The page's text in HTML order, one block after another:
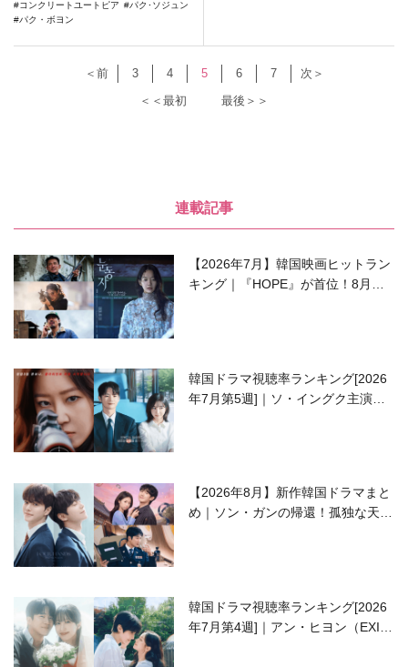
コンクリートユートピア
パク･ソジュン
パク・ボヨン
＜＜最初
＜前 3 4 5 6 7
次＞
最後＞＞
連載記事
【2026年7月】韓国映画ヒットラン
キング｜『HOPE』が首位！8月公
韓国ドラマ視聴率ランキング[2026
年7月第5週]｜ソ・イングク主演の
【2026年8月】新作韓国ドラマまと
め｜ソン・ガンの帰還！孤独な天才
韓国ドラマ視聴率ランキング[2026
年7月第4週]｜アン・ヒヨン（EXID